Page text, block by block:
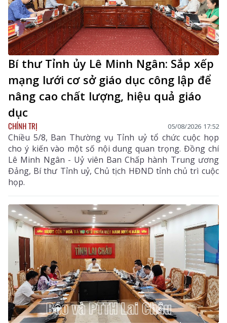
Bí thư Tỉnh ủy Lê Minh Ngân: Sắp xếp
mạng lưới cơ sở giáo dục công lập để
nâng cao chất lượng, hiệu quả giáo
dục
CHÍNH TRỊ 05/08/2026 17:52
Chiều 5/8, Ban Thường vụ Tỉnh uỷ tổ chức cuộc họp
cho ý kiến vào một số nội dung quan trọng. Đồng chí
Lê Minh Ngân - Uỷ viên Ban Chấp hành Trung ương
Đảng, Bí thư Tỉnh uỷ, Chủ tịch HĐND tỉnh chủ trì cuộc
họp.